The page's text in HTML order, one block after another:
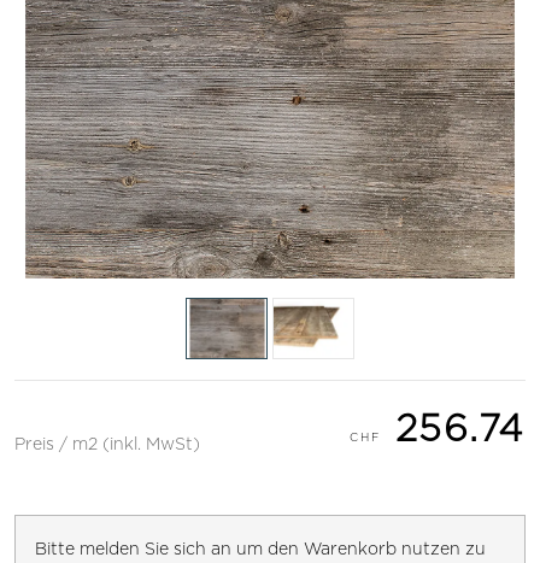
Preis / m2 (inkl. MwSt) 256.74
Bitte melden Sie sich an um den Warenkorb nutzen zu